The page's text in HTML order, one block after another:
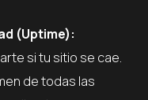
(Uptime):
si tu sitio se cae.
de todas las